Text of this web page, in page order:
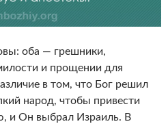
оба — грешники,
и прощении для
в том, что Бог решил
народ, чтобы привести
и Он выбрал Израиль. В